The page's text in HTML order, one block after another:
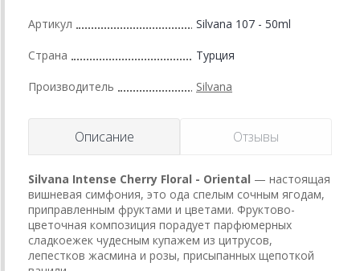
Артикул Silvana 107 - 50ml
Страна Турция
Производитель Silvana
Описание Отзывы
Silvana Intense Cherry Floral - Oriental — настоящая
вишневая симфония, это ода спелым сочным ягодам,
приправленным фруктами и цветами. Фруктово-
цветочная композиция порадует парфюмерных
сладкоежек чудесным купажем из цитрусов,
лепестков жасмина и розы, присыпанных щепоткой